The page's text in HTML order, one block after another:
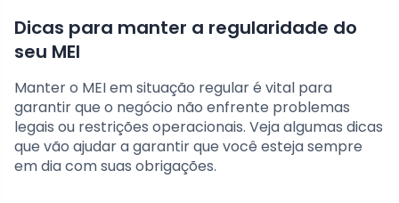
Dicas para manter a regularidade do
seu MEI
Manter o MEI em situação regular é vital para
garantir que o negócio não enfrente problemas
legais ou restrições operacionais. Veja algumas dicas
que vão ajudar a garantir que você esteja sempre
em dia com suas obrigações.